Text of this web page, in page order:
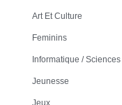
Art Et Culture
Feminins
Informatique / Sciences
Jeunesse
Jeux